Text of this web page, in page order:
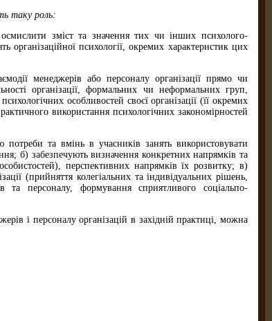
таку роль:
зміст та значення тих чи інших психолого-
організаційної психології, окремих характеристик цих
менеджерів або персоналу організації прямо чи
організації, формальних чи неформальних груп,
особливостей своєї організації (її окремих
використання психологічних закономірностей
та вмінь в учасників занять використовувати
б) забезпечують визначення конкретних напрямків та
перспективних напрямків їх розвитку; в)
(прийняття колегіальних та індивідуальних рішень,
та персоналу, формування сприятливого соціальпо-
і персоналу організацій в західній практиці, можна